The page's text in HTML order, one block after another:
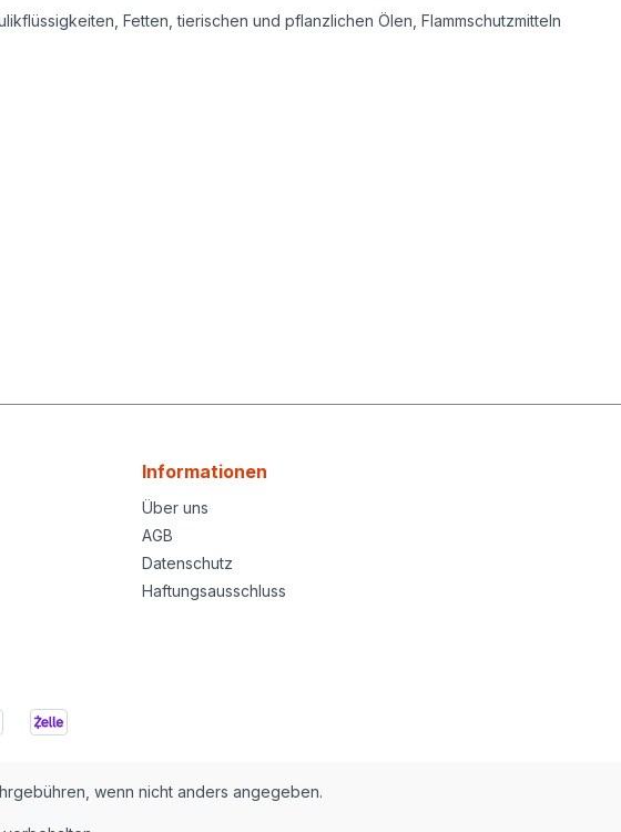
Fetten, tierischen und pflanzlichen Ölen, Flammschutzmitteln
Informationen
Über uns
AGB
Datenschutz
Haftungsausschluss
wenn nicht anders angegeben.